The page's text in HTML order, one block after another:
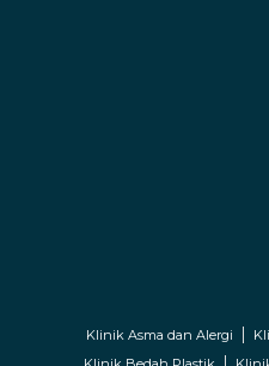
Klinik Asma dan Alergi